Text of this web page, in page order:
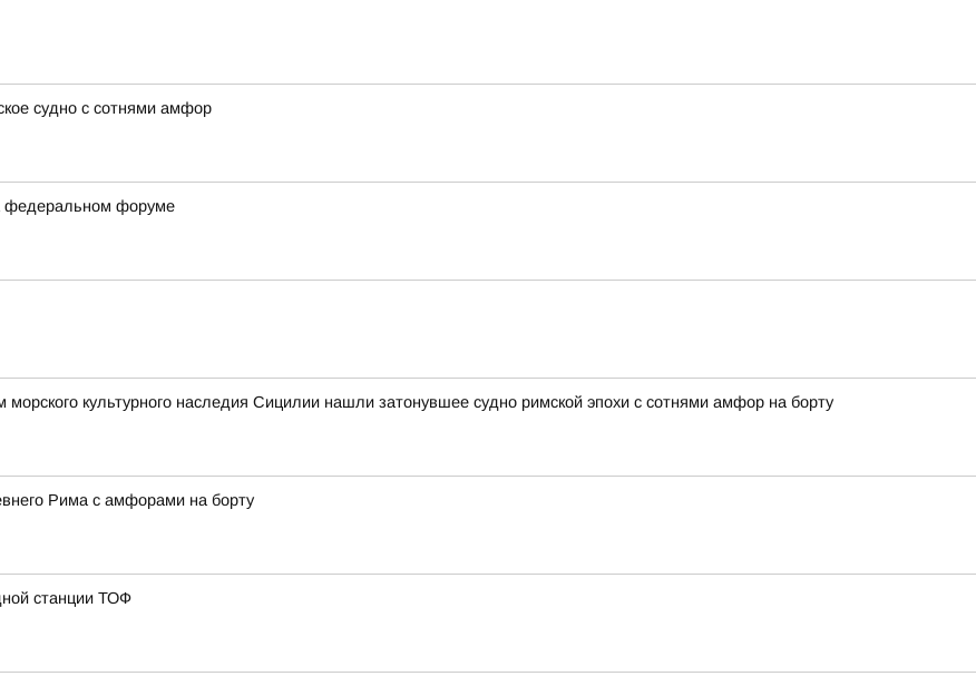
судно с сотнями амфор
федеральном форуме
культурного наследия Сицилии нашли затонувшее судно римской эпохи с сотнями амфор на борту
Рима с амфорами на борту
станции ТОФ